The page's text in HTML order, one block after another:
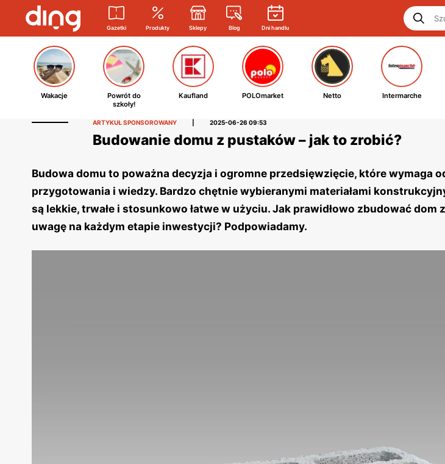
Gazetki Produkty Sklepy Blog Dni handlu
Wakacje
Powrót do
szkoły!
Kaufland POLOmarket Netto Intermarche
ARTYKUŁ SPONSOROWANY 2025-06-26 09:53
Budowanie domu z pustaków – jak to zrobić?
Budowa domu to poważna decyzja i ogromne przedsięwzięcie, które wymaga
przygotowania i wiedzy. Bardzo chętnie wybieranymi materiałami
są lekkie, trwałe i stosunkowo łatwe w użyciu. Jak prawidłowo zbudować
uwagę na każdym etapie inwestycji? Podpowiadamy.